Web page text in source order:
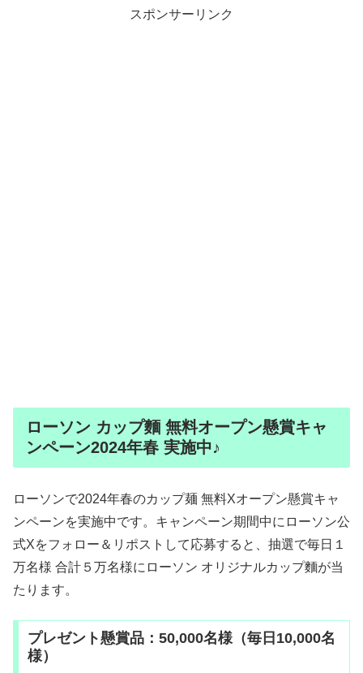
スポンサーリンク
ローソン カップ麵 無料オープン懸賞キャ
ンペーン2024年春 実施中♪
ローソンで2024年春のカップ麺 無料Xオープン懸賞キャ
ンペーンを実施中です。キャンペーン期間中にローソン公
式Xをフォロー＆リポストして応募すると、抽選で毎日１
万名様 合計５万名様にローソン オリジナルカップ麵が当
たります。
プレゼント懸賞品：50,000名様（毎日10,000名
様）